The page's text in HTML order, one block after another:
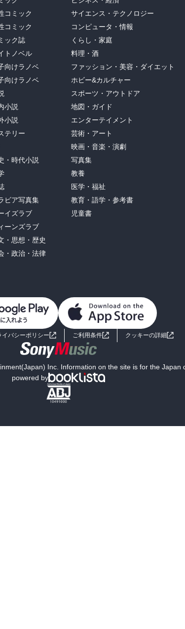
コミック
コミック
ック誌
トノベル
向けラノベ
向けラノベ
小説
小説
テリー
・時代小説
ビア写真集
イズラブ
ーンズラブ
・思想・歴史
・政治・法律
サイエンス・テクノロジー
コンピュータ・情報
くらし・家庭
料理・酒
ファッション・美容・ダイエット
ホビー&カルチャー
スポーツ・アウトドア
地図・ガイド
エンターテイメント
芸術・アート
映画・音楽・演劇
写真集
教養
医学・福祉
教育・語学・参考書
児童書
イバシーポリシー ご利用条件 クッキーの詳細
Inc. Information on the site is for the Japan
powered by